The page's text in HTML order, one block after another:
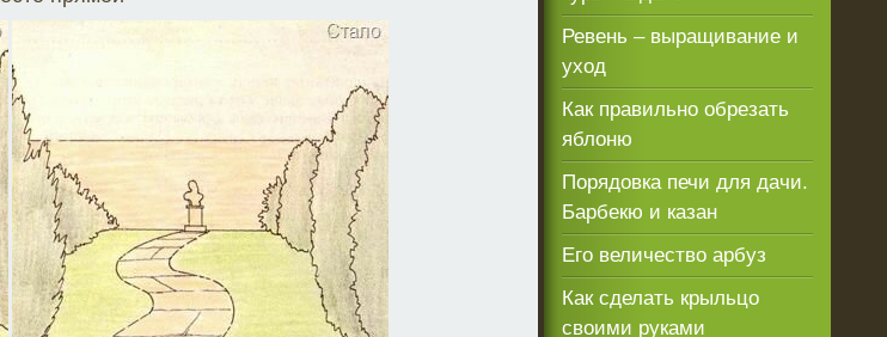
Ревень – выращивание и
уход
Как правильно обрезать
яблоню
Порядовка печи для дачи.
Барбекю и казан
Его величество арбуз
Как сделать крыльцо
своими руками